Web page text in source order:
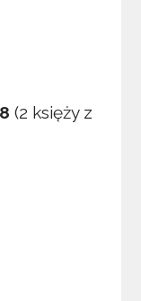
(2 księży z